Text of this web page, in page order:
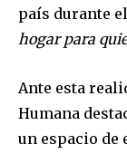
país durante
hogar para
Ante esta
Humana
un espacio de